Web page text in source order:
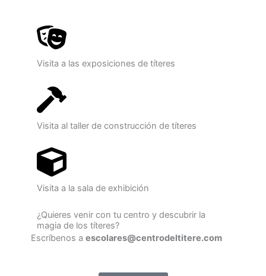
Visita a las exposiciones de títeres
Visita al taller de construcción de títeres
Visita a la sala de exhibición
¿Quieres venir con tu centro y descubrir la
magia de los títeres?
Escríbenos aescolares@centrodeltitere.com